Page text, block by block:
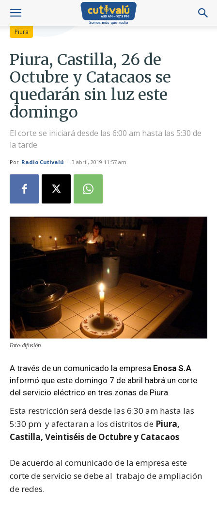
Piura
Piura, Castilla, 26 de
Octubre y Catacaos se
quedarán sin luz este
domingo
El corte se iniciará desde las 6:00 am hasta las 5:30 de
la tarde
Por Radio Cutivalú - 3 abril, 2019 11:57 am
Foto: difusión
A través de un comunicado la empresa Enosa S.A
informó que este domingo 7 de abril habrá un corte
del servicio eléctrico en tres zonas de Piura.
Esta restricción será desde las 6:30 am hasta las
5:30 pm y afectaran a los distritos de Piura,
Castilla, Veintiséis de Octubre y Catacaos
De acuerdo al comunicado de la empresa este
corte de servicio se debe al trabajo de ampliación
de redes.